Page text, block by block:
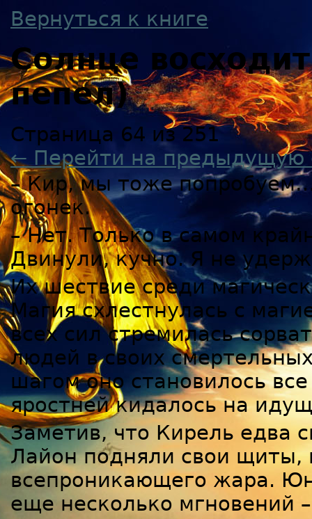
Вернуться к книге
Солнце
пепел)
Страница 64 из 251
← Перейти на предыдущую
– Кир, мы тоже
огонек.
– Нет. Только в самом
Двинули, кучно. Я не
Их шествие среди
Магия схлестнулась с
всех сил стремилась
людей в своих
шагом оно становилось
яростней кидалось на
Заметив, что Кирель едва
Лайон подняли свои щиты,
всепроникающего жара.
еще несколько мгновений